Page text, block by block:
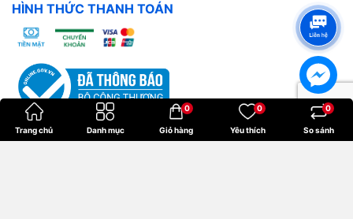
HÌNH THỨC THANH TOÁN
Trang chủ Danh mục Giỏ hàng
0
Yêu thích
0
So sánh
0